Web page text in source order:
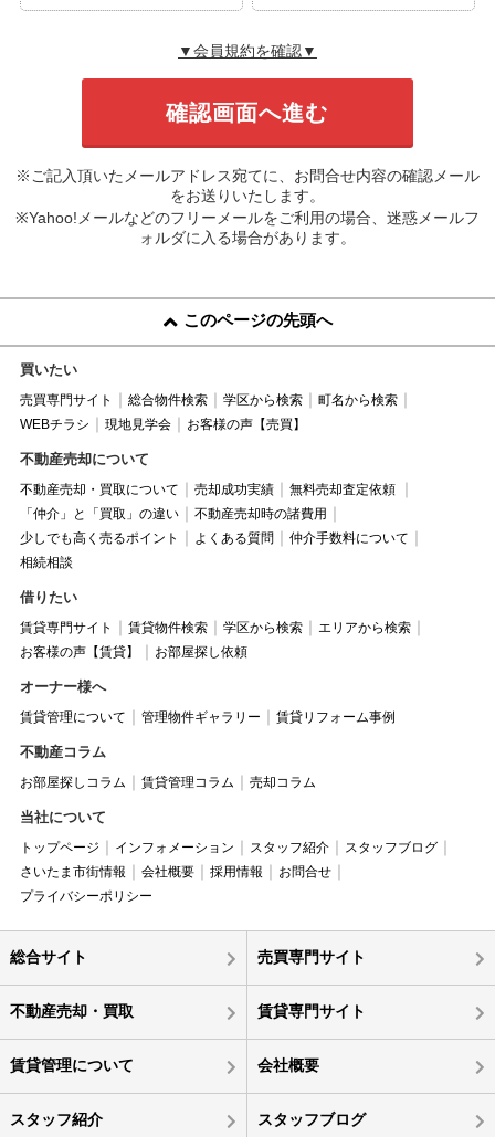
▼会員規約を確認▼
※ご記入頂いたメールアドレス宛てに、お問合せ内容の確認メール
をお送りいたします。
※Yahoo!メールなどのフリーメールをご利用の場合、迷惑メールフ
ォルダに入る場合があります。
このページの先頭へ
買いたい
売買専門サイト 総合物件検索 学区から検索
町名から検索
WEBチラシ
現地見学会 お客様の声【売買】
不動産売却について
不動産売却・買取について 売却成功実績
無料売却査定依頼
「仲介」と「買取」の違い
不動産売却時の諸費用
少しでも高く売るポイント
よくある質問
仲介手数料について
相続相談
借りたい
賃貸専門サイト 賃貸物件検索 学区から検索
エリアから検索
お客様の声【賃貸】
お部屋探し依頼
オーナー様へ
賃貸管理について 管理物件ギャラリー 賃貸リフォーム事例
不動産コラム
お部屋探しコラム 賃貸管理コラム 売却コラム
当社について
トップページ インフォメーション スタッフ紹介
スタッフブログ
さいたま市街情報
会社概要 採用情報
お問合せ
プライバシーポリシー
総合サイト 売買専門サイト
不動産売却・買取 賃貸専門サイト
賃貸管理について 会社概要
スタッフ紹介 スタッフブログ